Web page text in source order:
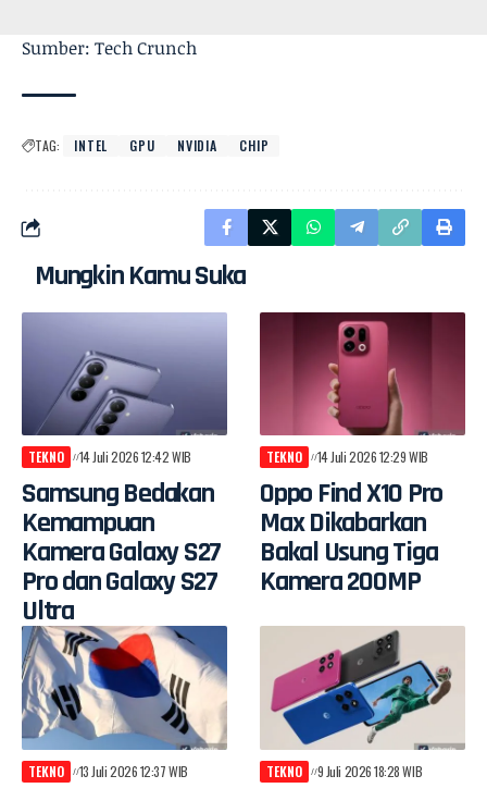
Sumber: Tech Crunch
TAG: INTEL GPU NVIDIA CHIP
Mungkin Kamu Suka
TEKNO 14 Juli 2026 12:42 WIB
Samsung Bedakan
Kemampuan
Kamera Galaxy S27
Pro dan Galaxy S27
Ultra
TEKNO 14 Juli 2026 12:29 WIB
Oppo Find X10 Pro
Max Dikabarkan
Bakal Usung Tiga
Kamera 200MP
TEKNO 13 Juli 2026 12:37 WIB TEKNO 9 Juli 2026 18:28 WIB